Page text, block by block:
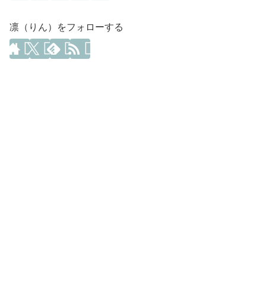
凛（りん）をフォローする